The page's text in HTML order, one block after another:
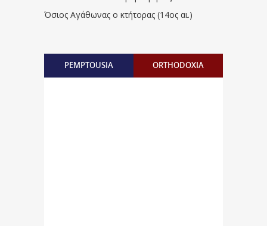
Όσιος Αγάθωνας ο κτήτορας (14ος αι.)
PEMPTOUSIA ORTHODOXIA